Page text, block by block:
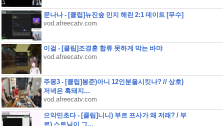
문나나 - [클립]뉴진숲 민지 해린 2:1 데이트 [무수]
vod.afreecatv.com
이걸 - [클립]조경훈 합류 못하게 막는 바먀
vod.afreecatv.com
주몽3 - [클립]봉준)아니 12인분을시킷나? // 상호)
저녁은 흑돼지...
vod.afreecatv.com
으악민초다 - [클립]니니) 부르 프사가 왜 저래? / 부
르) 스트님이 그...